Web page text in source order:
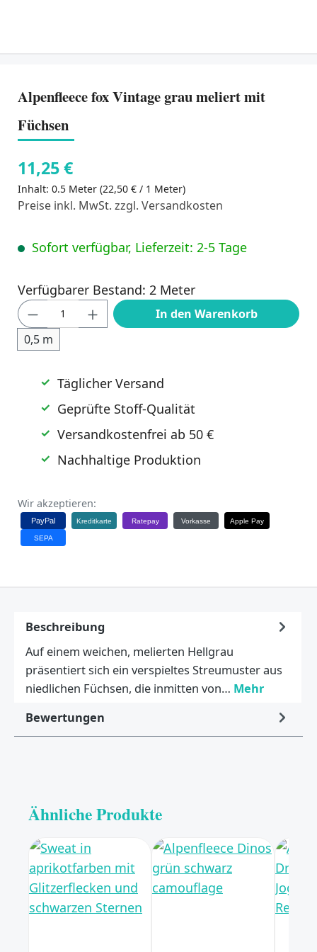
Alpenfleece fox Vintage grau meliert mit
Füchsen
11,25 €
Inhalt: 0.5 Meter (22,50 € / 1 Meter)
Preise inkl. MwSt. zzgl. Versandkosten
Sofort verfügbar, Lieferzeit: 2-5 Tage
Verfügbarer Bestand: 2 Meter
Produkt Anzahl: Gib den gewünschten
0,5 m
In den Warenkorb
Täglicher Versand
Geprüfte Stoff-Qualität
Versandkostenfrei ab 50 €
Nachhaltige Produktion
Wir akzeptieren:
PayPal Kreditkarte Ratepay Vorkasse Apple Pay
SEPA
Beschreibung
Auf einem weichen, melierten Hellgrau
präsentiert sich ein verspieltes Streumuster aus
niedlichen Füchsen, die inmitten von… Mehr
Bewertungen
Ähnliche Produkte